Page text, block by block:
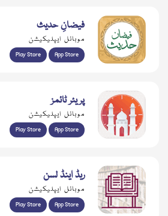
فیضانِ حدیث
موبائل ایپلیکیشن
Play Store App Store
پریئر ٹائمز
موبائل ایپلیکیشن
Play Store App Store
ریڈ اینڈ لسن
موبائل ایپلیکیشن
Play Store App Store